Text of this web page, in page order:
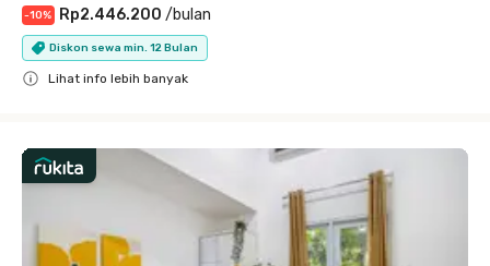
-10% Rp2.446.200 /bulan
Diskon sewa min. 12 Bulan
Lihat info lebih banyak